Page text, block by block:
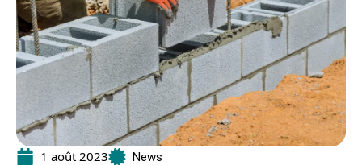
1 août 2023 News